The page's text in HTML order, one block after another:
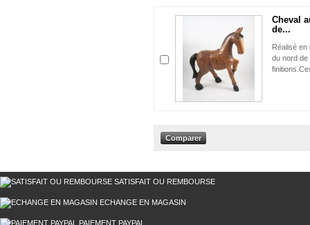
Cheval
de...
Réalisé
du nord de
SATISFAIT OU REMBOURSE
ECHANGE EN MAGASIN
PAIEMENT PAYPAL